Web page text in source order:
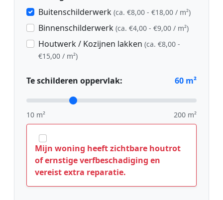
Buitenschilderwerk (ca. €8,00 - €18,00 / m²)
Binnenschilderwerk (ca. €4,00 - €9,00 / m²)
Houtwerk / Kozijnen lakken (ca. €8,00 -
€15,00 / m²)
Te schilderen oppervlak: 60 m²
10 m² 200 m²
Mijn woning heeft zichtbare houtrot
of ernstige verfbeschadiging en
vereist extra reparatie.